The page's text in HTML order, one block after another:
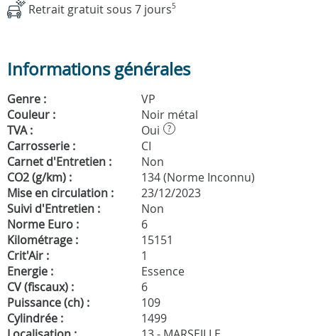
Retrait gratuit sous 7 jours5
Informations générales
Genre :
VP
Couleur :
Noir métal
TVA :
Oui ?
Carrosserie :
CI
Carnet d'Entretien :
Non
CO2 (g/km) :
134 (Norme Inconnu)
Mise en circulation :
23/12/2023
Suivi d'Entretien :
Non
Norme Euro :
6
Kilométrage :
15151
Crit'Air :
1
Energie :
Essence
CV (fiscaux) :
6
Puissance (ch) :
109
Cylindrée :
1499